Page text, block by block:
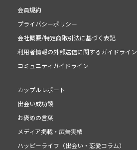
会員規約
プライバシーポリシー
会社概要/特定商取引法に基づく表記
利用者情報の外部送信に関するガイドライン
コミュニティガイドライン
カップルレポート
出会い成功談
お褒めの言葉
メディア掲載・広告実績
ハッピーライフ（出会い・恋愛コラム）